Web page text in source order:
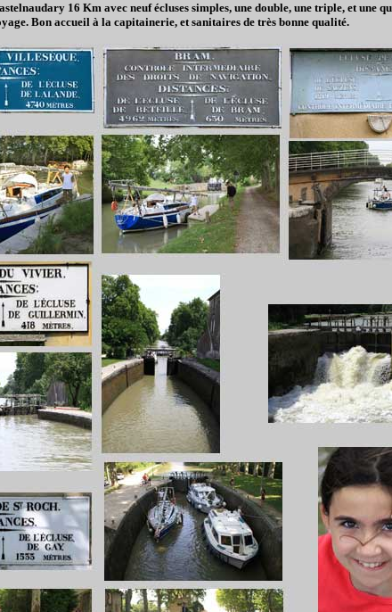
16 Km avec neuf écluses simples, une double, une triple, et une
Bon accueil à la capitainerie, et sanitaires de très bonne qualité.